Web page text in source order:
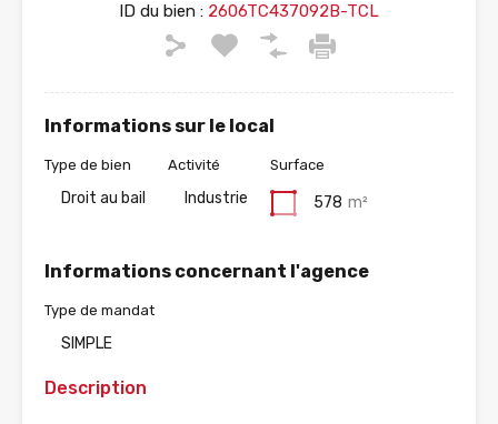
ID du bien : 2606TC437092B-TCL
Informations sur le local
Type de bien
Droit au bail
Activité
Industrie
Surface
578 m²
Informations concernant l'agence
Type de mandat
SIMPLE
Description